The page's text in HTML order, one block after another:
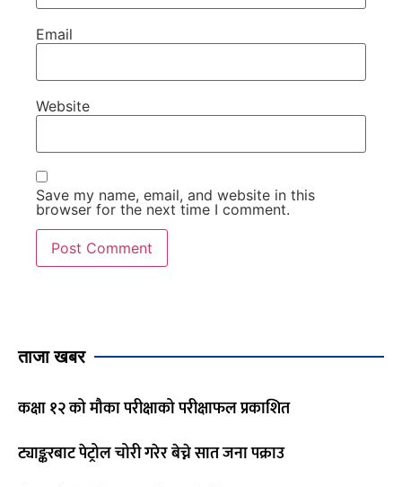
Email
Website
Save my name, email, and website in this
browser for the next time I comment.
ताजा खबर
कक्षा १२ को मौका परीक्षाको परीक्षाफल प्रकाशित
ट्याङ्करबाट पेट्रोल चोरी गरेर बेच्ने सात जना पक्राउ